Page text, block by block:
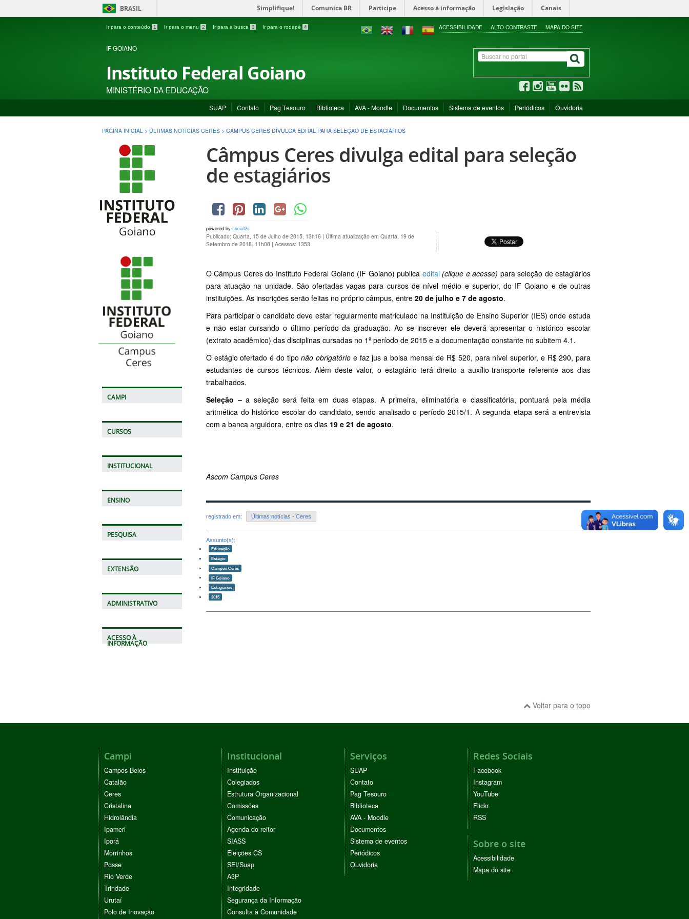
BRASIL Simplifique! Comunica BR Participe Acesso à informação Legislação Canais
Ir para o conteúdo 1 Ir para o menu 2 Ir para a busca 3 Ir para o rodapé 4 ACESSIBILIDADE ALTO CONTRASTE MAPA DO SITE
IF GOIANO
Instituto Federal Goiano
MINISTÉRIO DA EDUCAÇÃO
SUAP Contato Pag Tesouro Biblioteca AVA - Moodle Documentos Sistema de eventos Periódicos Ouvidoria
PÁGINA INICIAL > ÚLTIMAS NOTÍCIAS CERES > CÂMPUS CERES DIVULGA EDITAL PARA SELEÇÃO DE ESTAGIÁRIOS
CAMPI
CURSOS
INSTITUCIONAL
ENSINO
PESQUISA
EXTENSÃO
ADMINISTRATIVO
ACESSO À
INFORMAÇÃO
Câmpus Ceres divulga edital para seleção
de estagiários
powered by social2s
Publicado: Quarta, 15 de Julho de 2015, 13h16 | Última atualização em Quarta, 19 de
Setembro de 2018, 11h08 | Acessos: 1353
O Câmpus Ceres do Instituto Federal Goiano (IF Goiano) publica edital (clique e acesse) para seleção de estagiários
para atuação na unidade. São ofertadas vagas para cursos de nível médio e superior, do IF Goiano e de outras
instituições. As inscrições serão feitas no próprio câmpus, entre 20 de julho e 7 de agosto.
Para participar o candidato deve estar regularmente matriculado na Instituição de Ensino Superior (IES) onde estuda
e não estar cursando o último período da graduação. Ao se inscrever ele deverá apresentar o histórico escolar
(extrato acadêmico) das disciplinas cursadas no 1º período de 2015 e a documentação constante no subitem 4.1.
O estágio ofertado é do tiponão obrigatório e faz jus a bolsa mensal de R$ 520, para nível superior, e R$ 290, para
estudantes de cursos técnicos. Além deste valor, o estagiário terá direito a auxílio-transporte referente aos dias
trabalhados.
Seleção –a seleção será feita em duas etapas. A primeira, eliminatória e classificatória, pontuará pela média
aritmética do histórico escolar do candidato, sendo analisado o período 2015/1. A segunda etapa será a entrevista
com a banca arguidora, entre os dias 19 e 21 de agosto.
Ascom Campus Ceres
registrado em: Últimas notícias - Ceres
Assunto(s):
Educação
Estágio
Campus Ceres
IF Goiano
Estagiários
2015
Voltar para o topo
Campi
Campos Belos
Catalão
Ceres
Cristalina
Hidrolândia
Ipameri
Iporá
Morrinhos
Posse
Rio Verde
Trindade
Urutaí
Polo de Inovação
Institucional
Instituição
Colegiados
Estrutura Organizacional
Comissões
Comunicação
Agenda do reitor
SIASS
Eleições CS
SEI/Suap
A3P
Integridade
Segurança da Informação
Consulta à Comunidade
Serviços
SUAP
Contato
Pag Tesouro
Biblioteca
AVA - Moodle
Documentos
Sistema de eventos
Periódicos
Ouvidoria
Redes Sociais
Facebook
Instagram
YouTube
Flickr
RSS
Sobre o site
Acessibilidade
Mapa do site